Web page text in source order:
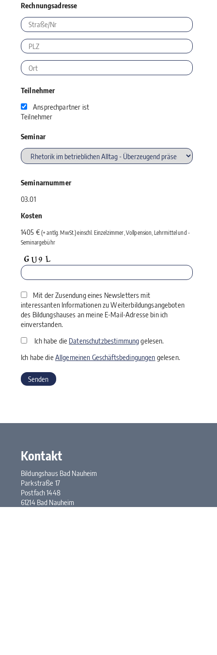
Rechnungsadresse
Teilnehmer
Ansprechpartner ist
Teilnehmer
Seminar
Seminarnummer
03.01
Kosten
1405 € (+ antlg. MwSt.) einschl. Einzelzimmer, Vollpension, Lehrmittel und ­
Seminargebühr
Mit der Zusendung eines Newsletters mit
interessanten Informationen zu Weiterbildungsangeboten
des Bildungshauses an meine E-Mail-Adresse bin ich
einverstanden.
Ich habe die Datenschutzbestimmunggelesen.
Ich habe die Allgemeinen Geschäftsbedingungen gelesen.
Kontakt
Bildungshaus Bad Nauheim
Parkstraße 17
Postfach 1448
61214 Bad Nauheim